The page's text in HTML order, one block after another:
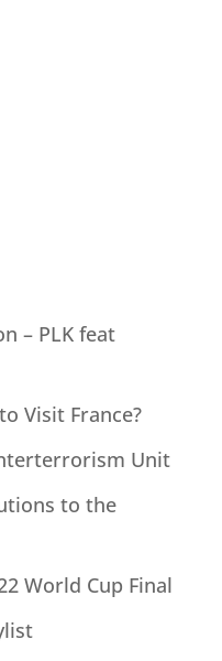
– PLK feat
Visit France?
Unit
to the
World Cup Final